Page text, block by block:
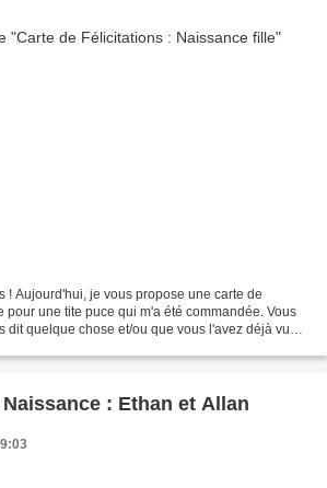
! Aujourd'hui, je vous propose une carte de
pour une tite puce qui m'a été commandée. Vous
quelque chose et/ou que vous l'avez déjà vue !
: Ethan et Allan